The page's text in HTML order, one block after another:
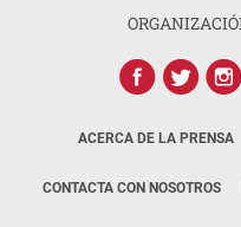
ACERCA DE LA PRENSA
CONTACTA CON NOSOTROS